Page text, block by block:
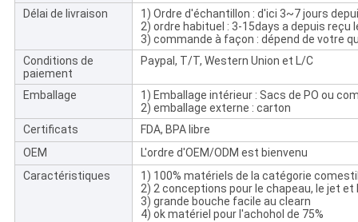
Délai de livraison
1) Ordre d'échantillon : d'ici 3~7 jours
2) ordre habituel : 3-15days a depuis reçu
3) commande à façon : dépend de votre
Conditions de
paiement
Paypal, T/T, Western Union et L/C
Emballage
1) Emballage intérieur : Sacs de PO ou
2) emballage externe : carton
Certificats
FDA, BPA libre
OEM
L'ordre d'OEM/ODM est bienvenu
Caractéristiques
1) 100% matériels de la catégorie
2) 2 conceptions pour le chapeau, le jet
3) grande bouche facile au clearn
4) ok matériel pour l'achohol de 75%